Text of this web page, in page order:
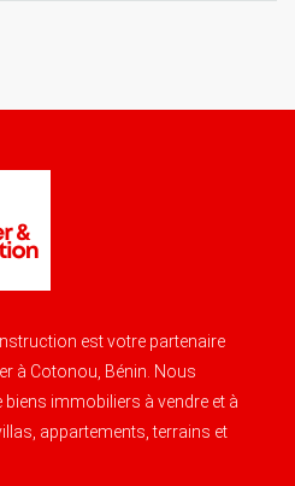
est votre partenaire
à Cotonou, Bénin. Nous
immobiliers à vendre et à
appartements, terrains et